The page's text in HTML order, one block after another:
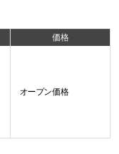
価格
オープン価格